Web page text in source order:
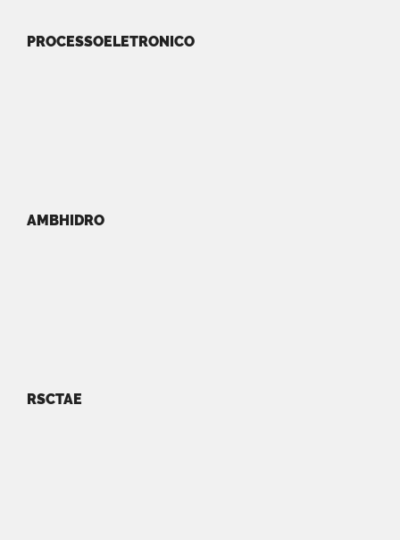
PROCESSOELETRONICO
AMBHIDRO
RSCTAE